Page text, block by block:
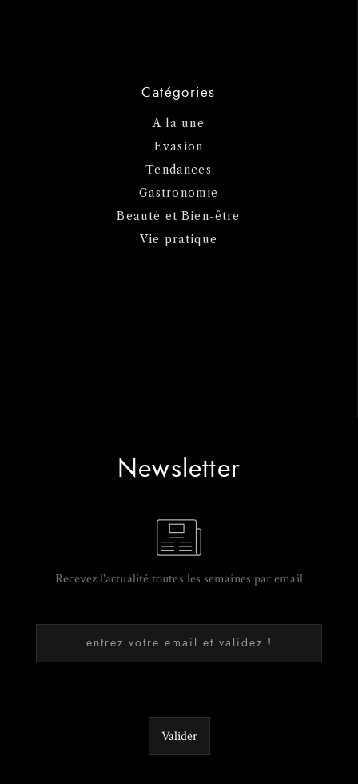
Catégories
A la une
Evasion
Tendances
Gastronomie
Beauté et Bien-être
Vie pratique
Newsletter
Recevez l'actualité toutes les semaines par email